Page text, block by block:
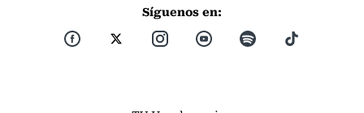
Síguenos en: